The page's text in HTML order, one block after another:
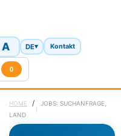
A DE▾ Kontakt
0
HOME /
JOBS: SUCHANFRAGE,
LAND